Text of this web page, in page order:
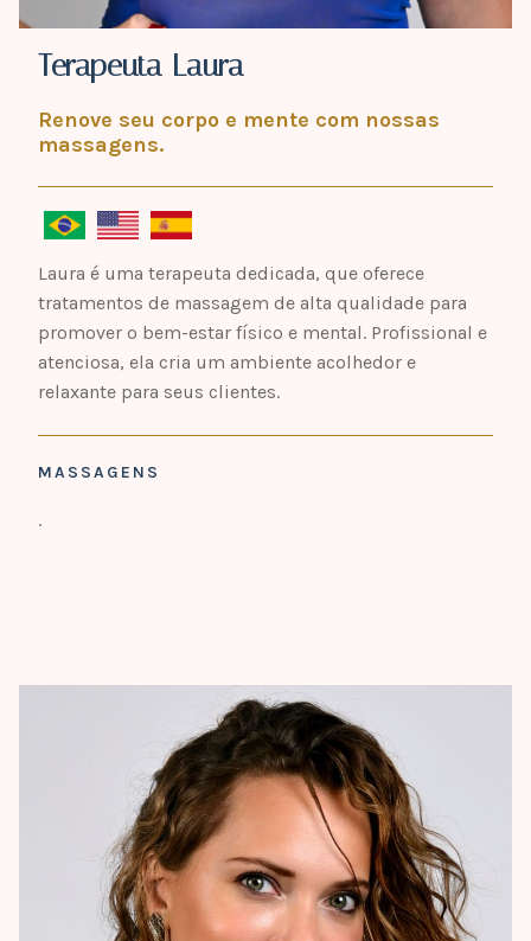
Terapeuta Laura
Renove seu corpo e mente com nossas
massagens.
Laura é uma terapeuta dedicada, que oferece
tratamentos de massagem de alta qualidade para
promover o bem-estar físico e mental. Profissional e
atenciosa, ela cria um ambiente acolhedor e
relaxante para seus clientes.
MASSAGENS
.